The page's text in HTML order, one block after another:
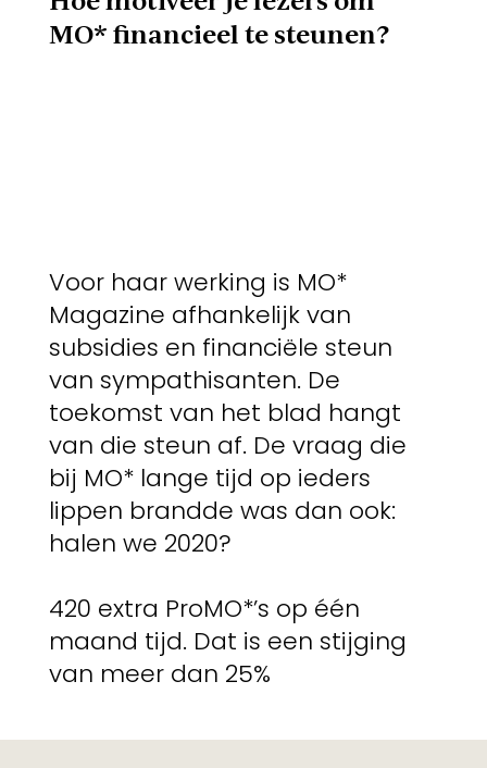
MO* financieel te steunen?
Voor haar werking is MO*
Magazine afhankelijk van
subsidies en financiële steun
van sympathisanten. De
toekomst van het blad hangt
van die steun af. De vraag die
bij MO* lange tijd op ieders
lippen brandde was dan ook:
halen we 2020?
420 extra ProMO*’s op één
maand tijd. Dat is een stijging
van meer dan 25%